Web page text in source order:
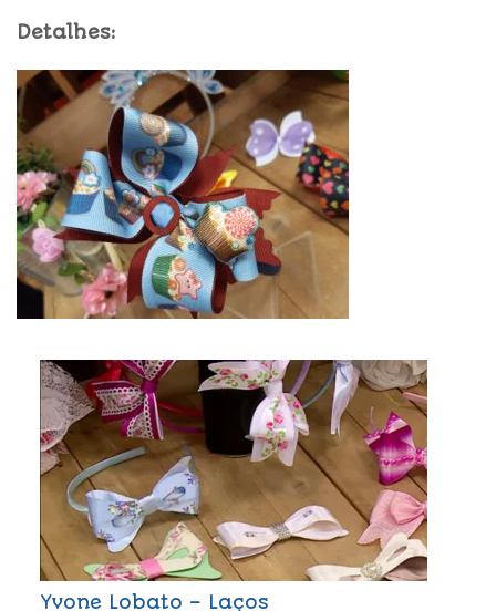
Detalhes:
Yvone Lobato – Laços